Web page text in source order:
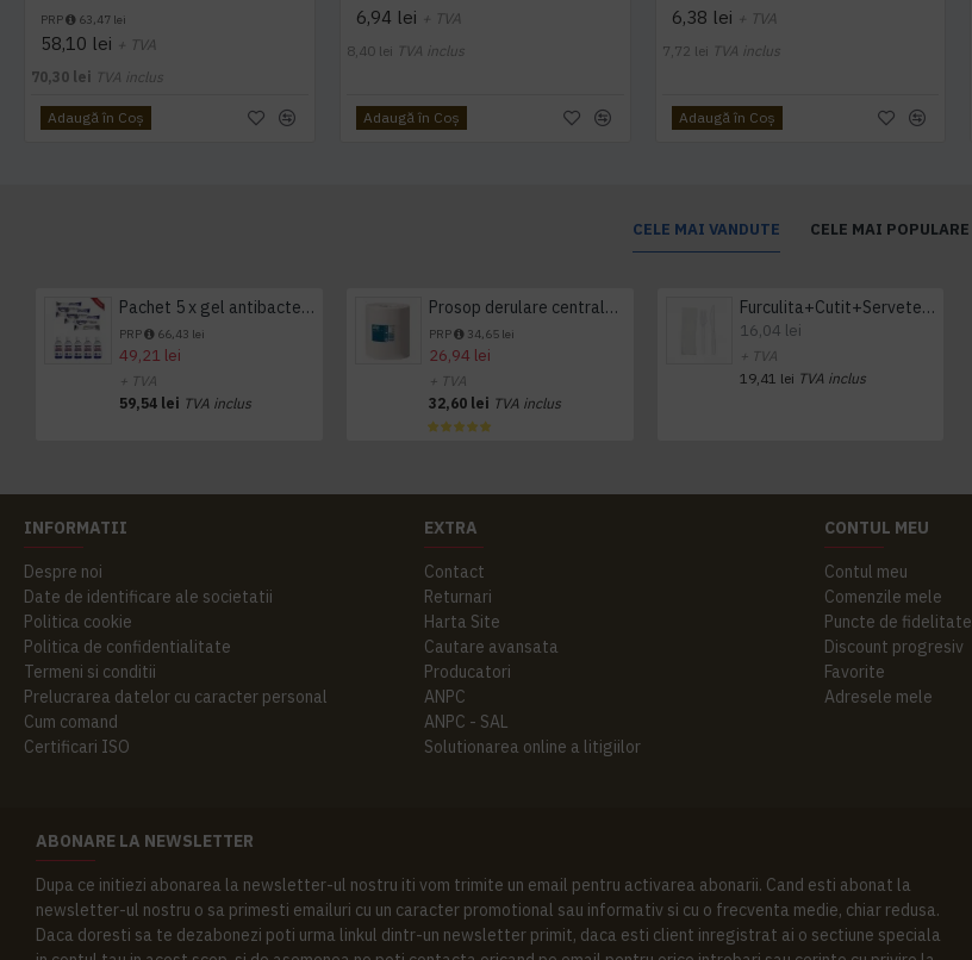
PRP 63,47 lei
58,10 lei + TVA
70,30 lei TVA inclus
Adaugă în Coş
6,94 lei + TVA
8,40 lei TVA inclus
Adaugă în Coş
6,38 lei + TVA
7,72 lei TVA inclus
Adaugă în Coş
CELE MAI VANDUTE CELE MAI POPULARE
Pachet 5 x gel antibacterian 50ml si 3 x Servetele antibacteriene 48 buc Hygienium
PRP 66,43 lei
49,21 lei
+ TVA
59,54 lei TVA inclus
Prosop derulare centrala 1 pliu, 300 m Tork
PRP 34,65 lei
26,94 lei
+ TVA
32,60 lei TVA inclus
Furculita+Cutit+Servetel 100buc/set
16,04 lei
+ TVA
19,41 lei TVA inclus
INFORMATII
Despre noi
Date de identificare ale societatii
Politica cookie
Politica de confidentialitate
Termeni si conditii
Prelucrarea datelor cu caracter personal
Cum comand
Certificari ISO
EXTRA
Contact
Returnari
Harta Site
Cautare avansata
Producatori
ANPC
ANPC - SAL
Solutionarea online a litigiilor
CONTUL MEU
Contul meu
Comenzile mele
Puncte de fidelitate
Discount progresiv
Favorite
Adresele mele
ABONARE LA NEWSLETTER
Dupa ce initiezi abonarea la newsletter-ul nostru iti vom trimite un email pentru activarea abonarii. Cand esti abonat la
newsletter-ul nostru o sa primesti emailuri cu un caracter promotional sau informativ si cu o frecventa medie, chiar redusa.
Daca doresti sa te dezabonezi poti urma linkul dintr-un newsletter primit, daca esti client inregistrat ai o sectiune speciala